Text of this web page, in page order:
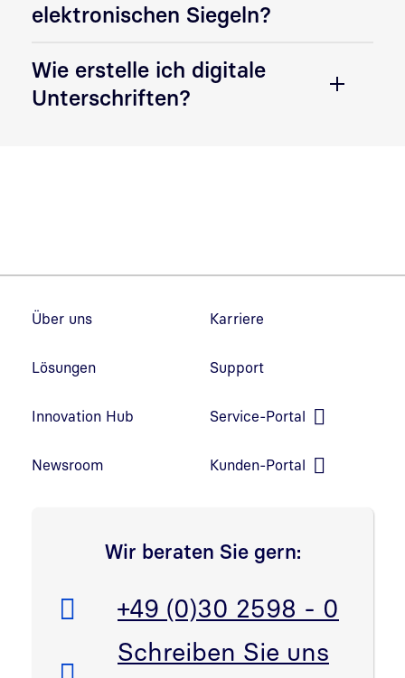
elektronischen Siegeln?
Wie erstelle ich digitale
Unterschriften?
Über uns
Lösungen
Innovation Hub
Newsroom
Karriere
Support
Service-Portal
Kunden-Portal
Wir beraten Sie gern:
Telefon:
+49 (0)30 2598 - 0
E-Mail:
Schreiben Sie uns